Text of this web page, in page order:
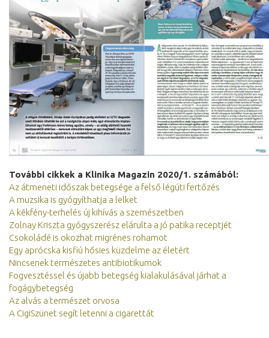
További cikkek a Klinika Magazin 2020/1. számából:
Az átmeneti időszak betegsége a felső légúti fertőzés
A muzsika is gyógyíthatja a lelket
A kékfény-terhelés új kihívás a szemészetben
Zolnay Kriszta gyógyszerész elárulta a jó patika receptjét
Csokoládé is okozhat migrénes rohamot
Egy aprócska kisfiú hősies küzdelme az életért
Nincsenek természetes antibiotikumok
Fogvesztéssel és újabb betegség kialakulásával járhat a
fogágybetegség
Az alvás a természet orvosa
A CigiSzünet segít letenni a cigarettát